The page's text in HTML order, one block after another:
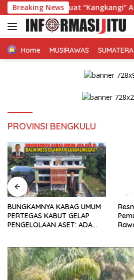
Langsung
ke
konten
Breaking News
Kuat “Kangkangi” Aturan K3,
Home MUSIRAWAS
PROVINSI BENGKULU
BUNGKAMNYA KABAG UMUM
PERTEGAS KABUT GELAP
PENGELOLAAN ASET: ADA